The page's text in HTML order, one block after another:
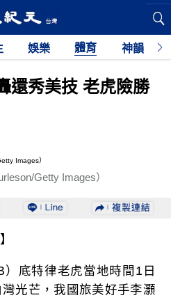
娛樂 體育 神韻 利
還秀美技 老虎險勝
Getty Images）
底特律老虎當地時間1日
光芒，我國旅美好手李灝